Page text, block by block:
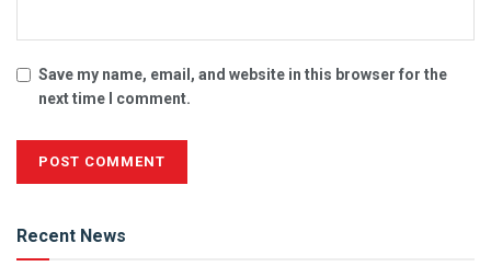
Save my name, email, and website in this browser for the
next time I comment.
Recent News